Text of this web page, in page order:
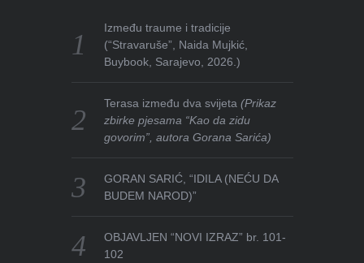
Između traume i tradicije
(“Stravaruše”, Naida Mujkić,
Buybook, Sarajevo, 2026.)
Terasa između dva svijeta(Prikaz
zbirke pjesama “Kao da zidu
govorim”, autora Gorana Sarića)
GORAN SARIĆ, “IDILA (NEĆU DA
BUDEM NAROD)”
OBJAVLJEN “NOVI IZRAZ” br. 101-
102